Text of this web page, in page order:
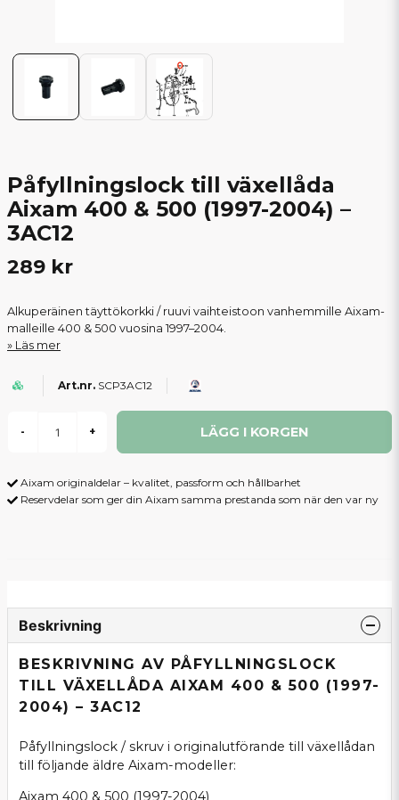
Påfyllningslock till växellåda
Aixam 400 & 500 (1997-2004) –
3AC12
289 kr
Alkuperäinen täyttökorkki / ruuvi vaihteistoon vanhemmille Aixam-
malleille 400 & 500 vuosina 1997–2004.
Läs mer
SCP3AC12
- + LÄGG I KORGEN
Aixam originaldelar – kvalitet, passform och hållbarhet
Reservdelar som ger din Aixam samma prestanda som när den var ny
Beskrivning
BESKRIVNING AV PÅFYLLNINGSLOCK
TILL VÄXELLÅDA AIXAM 400 & 500 (1997-
2004) – 3AC12
Påfyllningslock / skruv i originalutförande till växellådan
till följande äldre Aixam-modeller: